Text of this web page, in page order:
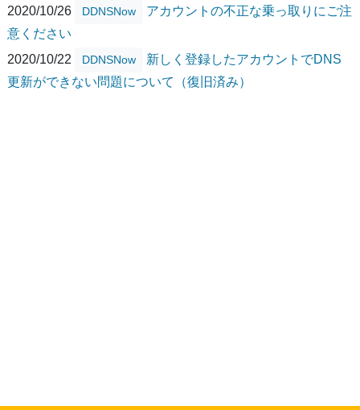
2020/10/26 DDNSNow
アカウントの不正な乗っ取りにご注
意ください
2020/10/22
DDNSNow
新しく登録したアカウントでDNS
更新ができない問題について（復旧済み）